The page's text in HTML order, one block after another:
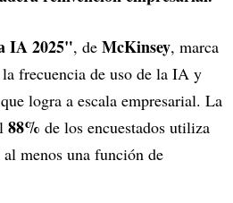
IA 2025", de McKinsey, marca
frecuencia de uso de la IA y
logra a escala empresarial. La
88% de los encuestados utiliza
menos una función de